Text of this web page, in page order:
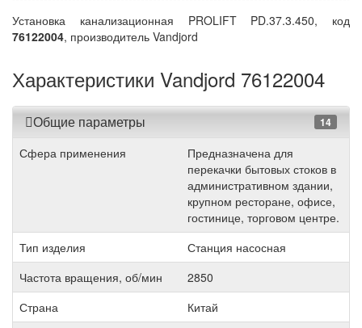
Установка канализационная PROLIFT PD.37.3.450, код
76122004, производитель Vandjord
Характеристики Vandjord 76122004
Общие параметры 14
Сфера применения
Предназначена для
перекачки бытовых стоков в
административном здании,
крупном ресторане, офисе,
гостинице, торговом центре.
Тип изделия
Станция насосная
Частота вращения, об/мин
2850
Страна
Китай